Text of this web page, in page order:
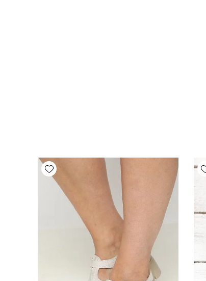
Add wishlist
Add wishlist